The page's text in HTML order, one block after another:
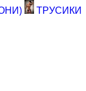
ТРУСИКИ